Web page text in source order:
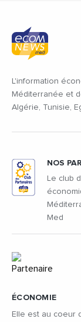
L'information
Méditerranée et
Algérie, Tunisie,
ÉCONOMIE
Elle est au coeur
NOS
Le club
Med